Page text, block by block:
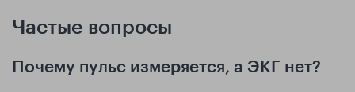
Частые вопросы
Почему пульс измеряется, а ЭКГ нет?